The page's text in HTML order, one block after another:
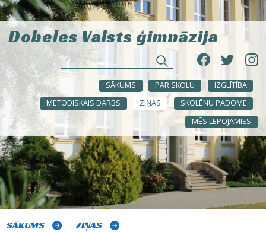
Dobeles Valsts ģimnāzija
SĀKUMS PAR SKOLU
IZGLĪTĪBA
METODISKAIS DARBS
ZIŅAS
SKOLĒNU PADOME
MĒS LEPOJAMIES
SĀKUMS ZIŅAS